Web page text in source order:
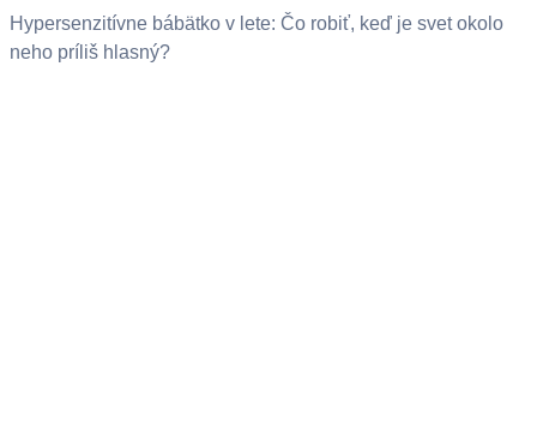
Hypersenzitívne bábätko v lete: Čo robiť, keď je svet okolo
neho príliš hlasný?